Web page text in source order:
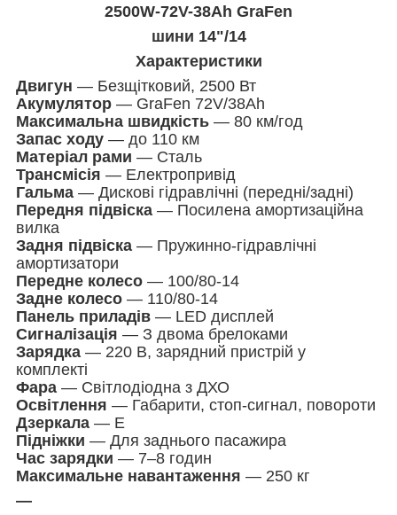
2500W-72V-38Ah GraFen
шини 14"/14
Характеристики
Двигун — Безщітковий, 2500 Вт
Акумулятор — GraFen 72V/38Ah
Максимальна швидкість — 80 км/год
Запас ходу — до 110 км
Матеріал рами — Сталь
Трансмісія — Електропривід
Гальма — Дискові гідравлічні (передні/задні)
Передня підвіска — Посилена амортизаційна
вилка
Задня підвіска — Пружинно-гідравлічні
амортизатори
Передне колесо — 100/80-14
Задне колесо — 110/80-14
Панель приладів — LED дисплей
Сигналізація — З двома брелоками
Зарядка — 220 В, зарядний пристрій у
комплекті
Фара — Світлодіодна з ДХО
Освітлення — Габарити, стоп-сигнал, повороти
Дзеркала — Е
Підніжки — Для заднього пасажира
Час зарядки — 7–8 годин
Максимальне навантаження — 250 кг
—